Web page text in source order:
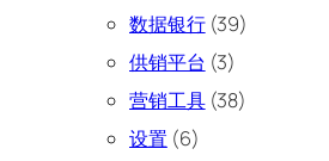
数据银行(39)
供销平台 (3)
营销工具(38)
设置 (6)